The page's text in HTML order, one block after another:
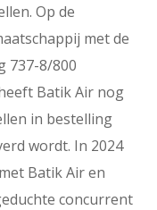
Op de
met de
737-8/800
Batik Air nog
in bestelling
wordt. In 2024
Batik Air en
concurrent